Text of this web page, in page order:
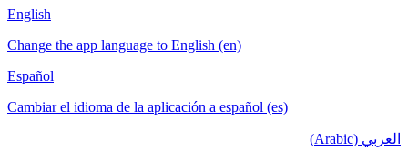
English
Change the app language to English (en)
Español
Cambiar el idioma de la aplicación a español (es)
العربي (Arabic)